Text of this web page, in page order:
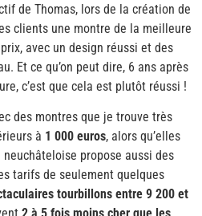
de Thomas, lors de la création de
clients une montre de la meilleure
avec un design réussi et des
Et ce qu’on peut dire, 6 ans après
c’est que cela est plutôt réussi !
des montres que je trouve très
à 1 000 euros, alors qu’elles
propose aussi des
tarifs de seulement quelques
tourbillons entre 9 200 et